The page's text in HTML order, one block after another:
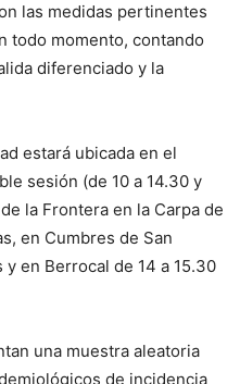
las medidas pertinentes
todo momento, contando
diferenciado y la
estará ubicada en el
sesión (de 10 a 14.30 y
la Frontera en la Carpa de
en Cumbres de San
en Berrocal de 14 a 15.30
una muestra aleatoria
de incidencia